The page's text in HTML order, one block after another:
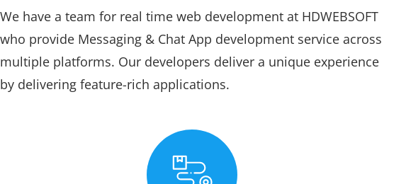
We have a team for real time web development at HDWEBSOFT
who provide Messaging & Chat App development service across
multiple platforms. Our developers deliver a unique experience
by delivering feature-rich applications.